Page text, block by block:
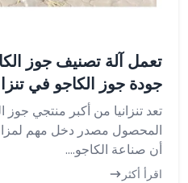
تعمل آلة تصنيف جوز
جودة جوز الكاجو في
تعد تنزانيا من أكبر منتجي
المحصول مصدر دخل مهم
أن صناعة الكاجو....
اقرأ أكثر